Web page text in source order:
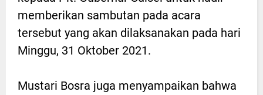
memberikan sambutan pada acara
tersebut yang akan dilaksanakan pada hari
Minggu, 31 Oktober 2021.
Mustari Bosra juga menyampaikan bahwa